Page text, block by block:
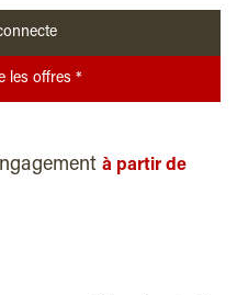
Je découvre les offres *
à partir de